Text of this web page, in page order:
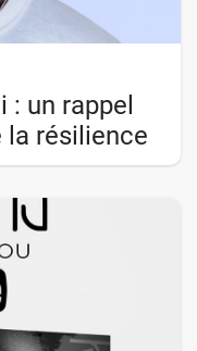
: un rappel
la résilience